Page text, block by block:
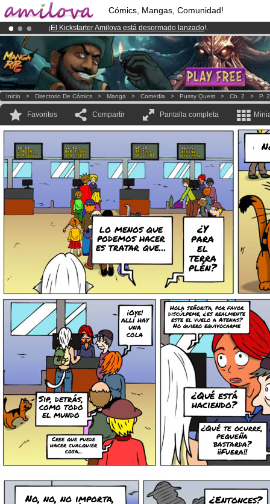
Cómics, Mangas, Comunidad!
¡ El Kickstarter Amilova está desormado lanzado!.
¡Conviertete en Premium por3.95 eurosal mes!Hazte Premium ya
¡Ya tenemos 100000miembrosy 1000 Cómics y Mangas!.
Inicio > Directorio De Cómics > Manga > Comedia > Pussy Quest > Ch. 2 > P. 2
Favoritos Compartir Pantalla completa
lo menos que
podemos hacer
es tratar que...
¿Y
para
el
terra
plén?
¡Oye!
allí hay
una
cola
Sip, detrás,
como todo
el mundo
Cree que puede
hacer cualquier
cosa...
Hola señorita, por favor
discúlpeme, ¿es realmente
este el vuelo a Atenas?
No quiero equivocarme
¿Qué está
haciendo?
¿Qué te ocurre,
pequeña
bastarda?
¡¡Fuera!!
No, no, no importa, ¿Entonces?